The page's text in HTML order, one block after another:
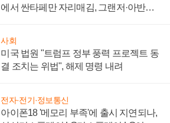
에서 싼타페만 자리매김, 그랜저·아반떼
사회
미국 법원 "트럼프 정부 풍력 프로젝트 동
결 조치는 위법", 해제 명령 내려
전자·전기·정보통신
아이폰18 '메모리 부족'에 출시 지연되나,